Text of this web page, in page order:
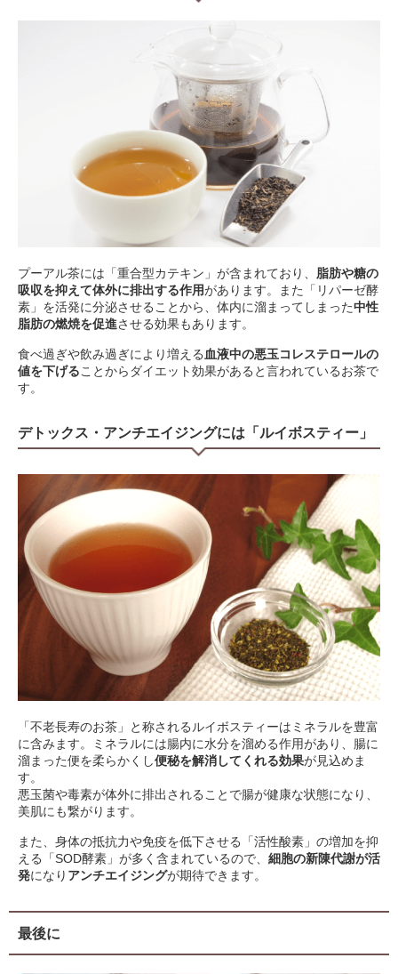
プーアル茶には「重合型カテキン」が含まれており、 脂肪や糖の
吸収を抑えて体外に排出する作用があります。また「リパーゼ酵
素」を活発に分泌させることから、体内に溜まってしまった中性
脂肪の燃焼を促進させる効果もあります。
食べ過ぎや飲み過ぎにより増える血液中の悪玉コレステロールの
値を下げることからダイエット効果があると言われているお茶で
す。
デトックス・アンチエイジングには「ルイボスティー」
「不老長寿のお茶」と称されるルイボスティーはミネラルを豊富
に含みます。ミネラルには腸内に水分を溜める作用があり、腸に
溜まった便を柔らかくし便秘を解消してくれる効果が見込めま
す。
悪玉菌や毒素が体外に排出されることで腸が健康な状態になり、
美肌にも繋がります。
また、身体の抵抗力や免疫を低下させる「活性酸素」の増加を抑
える「SOD酵素」が多く含まれているので、 細胞の新陳代謝が活
発になり アンチエイジングが期待できます。
最後に